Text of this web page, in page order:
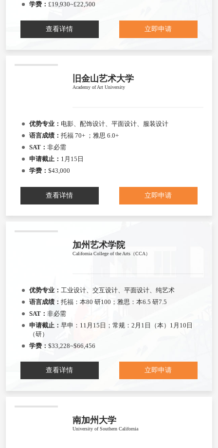
学费： £19,930~£22,500
查看详情 立即申请
旧金山艺术大学
Academy of Art University
优势专业： 电影、配饰设计、平面设计、服装设计
语言成绩： 托福 70+ ；雅思 6.0+
SAT： 非必需
申请截止： 1月15日
学费： $43,000
查看详情 立即申请
加州艺术学院
California College of the Arts（CCA）
优势专业： 工业设计、交互设计、平面设计、纯艺术
语言成绩： 托福：本80 研100；雅思：本6.5 研7.5
SAT： 非必需
申请截止： 早申：11月15日；常规：2月1日（本）1月10日
（研）
学费： $33,228~$66,456
查看详情 立即申请
南加州大学
University of Southern California